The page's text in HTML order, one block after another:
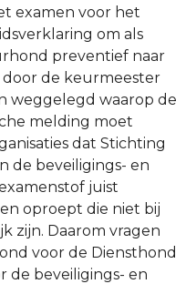
examen voor het
om als
preventief naar
de keurmeester
weggelegd waarop de
melding moet
dat Stichting
de beveiligings- en
juist
oproept die niet bij
zijn. Daarom vragen
voor de Diensthond
de beveiligings- en